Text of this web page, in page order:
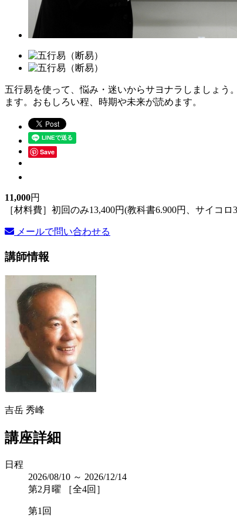
五行易を使って、悩み・迷いからサヨナラしましょ
ます。おもしろい程、時期や未来が読めます。
Save
11,000円
［材料費］初回のみ13,400円(教科書6.900円、サイコロ
メールで問い合わせる
講師情報
吉岳 秀峰
講座詳細
日程
2026/08/10 ～ 2026/12/14
第2月曜 ［全4回］
第1回